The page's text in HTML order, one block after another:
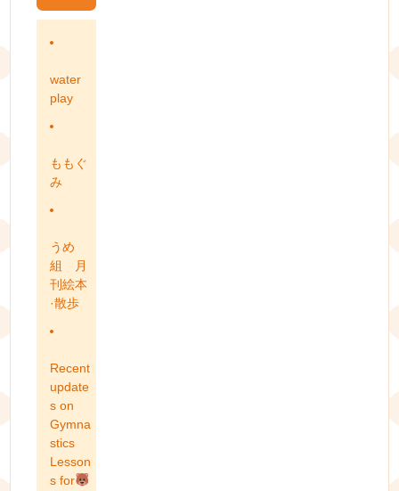
water
play
ももぐ
み
うめ
組 月
刊絵本
·散歩
Recent
update
s on
Gymna
stics
Lesson
s for